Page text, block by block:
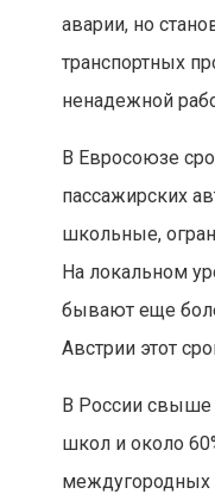
аварии, но
транспортных
ненадежной
В Евросоюзе
пассажирских
школьные,
На локальном
бывают еще
Австрии этот
В России свыше
школ и около
междугородных